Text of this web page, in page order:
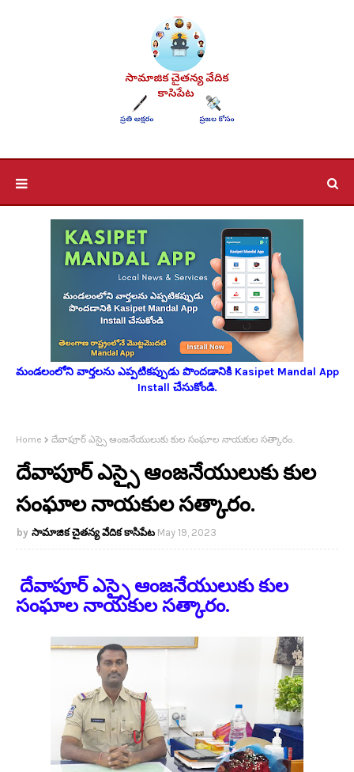
మండలంలోని వార్తలను ఎప్పటికప్పుడు పొందడానికి Kasipet Mandal App
Install చేసుకోండి.
Home దేవాపూర్ ఎస్సై ఆంజనేయులుకు కుల సంఘాల నాయకుల సత్కారం.
దేవాపూర్ ఎస్సై ఆంజనేయులుకు కుల
సంఘాల నాయకుల సత్కారం.
సామాజిక చైతన్య వేదిక కాసిపేట May 19, 2023
దేవాపూర్ ఎస్సై ఆంజనేయులుకు కుల
సంఘాల నాయకుల సత్కారం.